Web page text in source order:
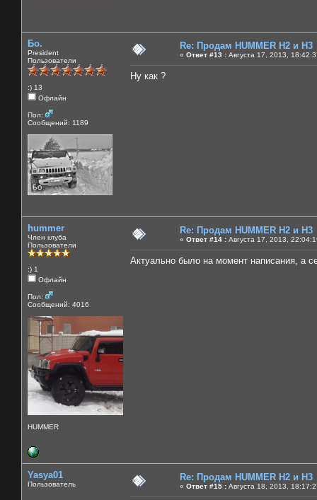
Бо.
President
Пользователи
:) 13
Офлайн
Пол:
Сообщений: 1189
Re: Продам HUMMER H2 и H3
« Ответ #13 : Августа 17, 2013,
Ну как ?
hummer
Член клуба
Пользователи
:) 1
Офлайн
Пол:
Сообщений: 4016
HUMMER
Re: Продам HUMMER H2 и H3
« Ответ #14 : Августа 17, 2013,
Актуально было на момент написания, а
Yasya01
Пользователь
Re: Продам HUMMER H2 и H3
« Ответ #15 : Августа 18, 2013,